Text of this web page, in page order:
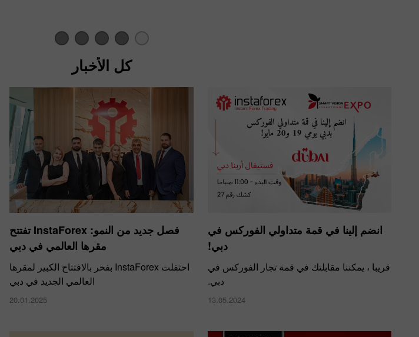
كل الأخبار
​فصل جديد من النمو: InstaForex تفتتح
مقرها العالمي في دبي
احتفلت InstaForex بفخر بالافتتاح الكبير لمقرها
العالمي الجديد في دبي
20.01.2025
انضم إلينا في قمة متداولي الفوركس في
دبي!
قريبا ، يمكننا مقابلتك في قمة تجار الفوركس في
دبي.
13.05.2024